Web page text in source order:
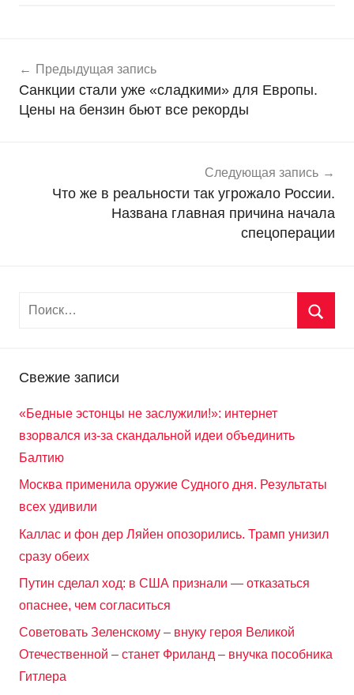
о
в
о
по
записям
Предыдущая запись
Санкции стали уже «сладкими» для Европы.
Цены на бензин бьют все рекорды
Следующая запись
Что же в реальности так угрожало России.
Названа главная причина начала
спецоперации
Свежие записи
«Бедные эстонцы не заслужили!»: интернет
взорвался из-за скандальной идеи объединить
Балтию
Москва применила оружие Судного дня. Результаты
всех удивили
Каллас и фон дер Ляйен опозорились. Трамп унизил
сразу обеих
Путин сделал ход: в США признали — отказаться
опаснее, чем согласиться
Советовать Зеленскому – внуку героя Великой
Отечественной – станет Фриланд – внучка пособника
Гитлера